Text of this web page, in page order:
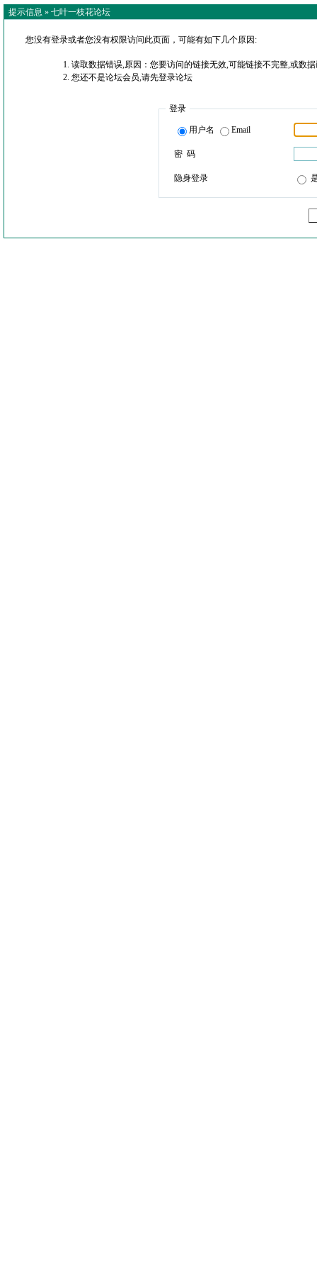
提示信息 » 七叶一枝花论坛
您没有登录或者您没有权限访问此页面，可能有如下几个原因:
读取数据错误,原因：您要访问的链接无效,可能链接不完整,或数
您还不是论坛会员,请先登录论坛
登录
用户名 Email
密 码
隐身登录